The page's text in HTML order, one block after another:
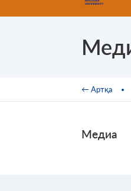
You are
← Артқа
Медиа